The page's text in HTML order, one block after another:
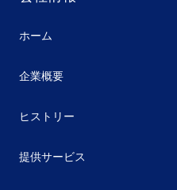
ホーム
企業概要
ヒストリー
提供サービス